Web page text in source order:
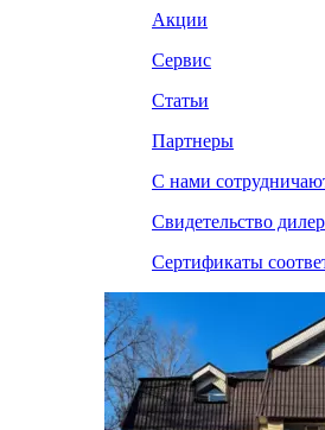
Акции
Сервис
Статьи
Партнеры
С нами
Свидетельство
Сертификаты